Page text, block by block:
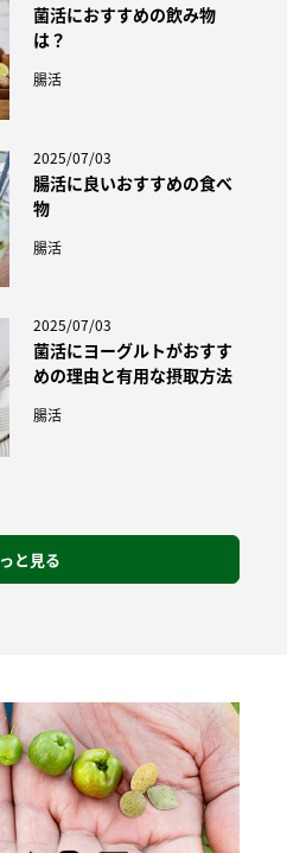
菌活におすすめの飲み物
は？
腸活
2025/07/03
腸活に良いおすすめの食べ
物
腸活
2025/07/03
菌活にヨーグルトがおすす
めの理由と有用な摂取方法
腸活
と見る